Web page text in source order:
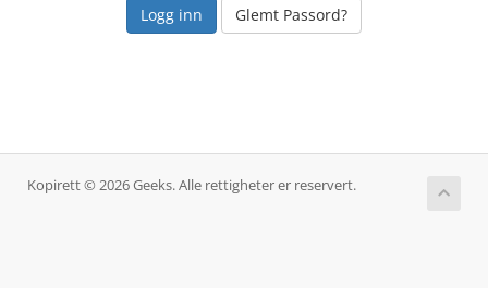
Glemt Passord?
Kopirett © 2026 Geeks. Alle rettigheter er reservert.